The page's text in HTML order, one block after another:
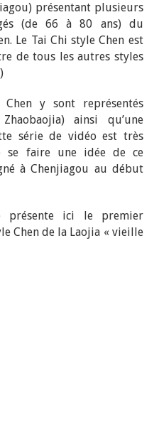
présentant plusieurs
(de 66 à 80 ans) du
Le Tai Chi style Chen est
de tous les autres styles
y sont représentés
ainsi qu’une
série de vidéo est très
se faire une idée de ce
à Chenjiagou au début
présente ici le premier
Chen de la Laojia « vieille